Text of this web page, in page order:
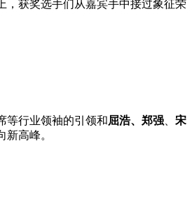
，获奖选手们从嘉宾手中接过象征荣
等行业领袖的引领和屈浩、 郑强
宋
高峰。